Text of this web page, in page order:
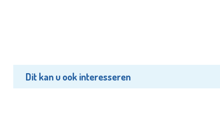
Dit kan u ook interesseren